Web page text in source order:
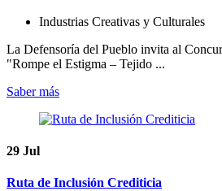
Industrias Creativas y Culturales
La Defensoría del Pueblo invita al
"Rompe el Estigma – Tejido ...
Saber más
29 Jul
Ruta de Inclusión Crediticia